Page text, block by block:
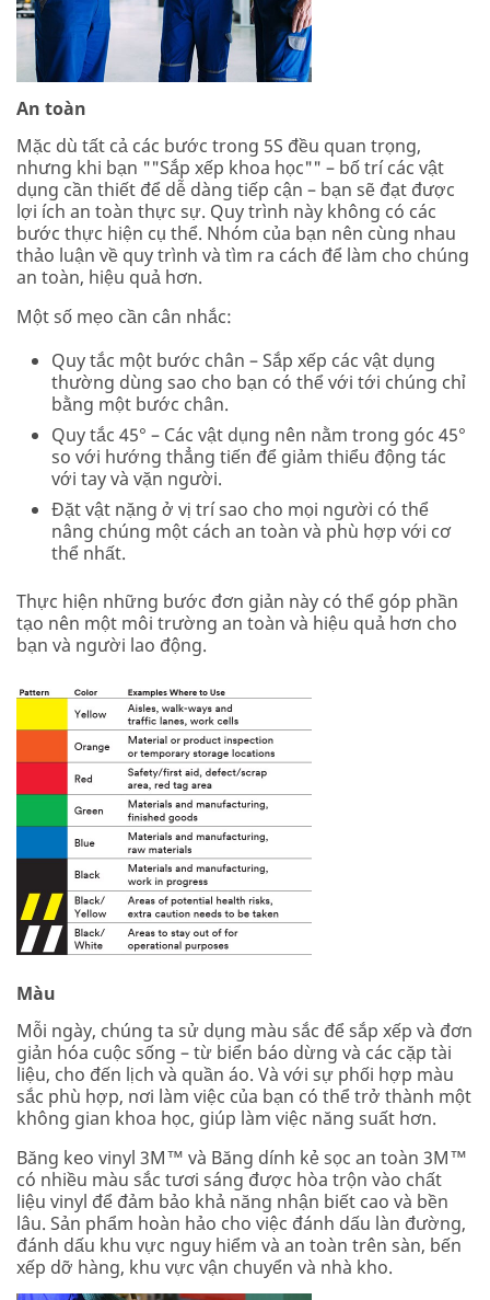
An toàn
Mặc dù tất cả các bước trong 5S đều quan trọng,
nhưng khi bạn ""Sắp xếp khoa học"" – bố trí các vật
dụng cần thiết để dễ dàng tiếp cận – bạn sẽ đạt được
lợi ích an toàn thực sự. Quy trình này không có các
bước thực hiện cụ thể. Nhóm của bạn nên cùng nhau
thảo luận về quy trình và tìm ra cách để làm cho chúng
an toàn, hiệu quả hơn.
Một số mẹo cần cân nhắc:
Quy tắc một bước chân – Sắp xếp các vật dụng
thường dùng sao cho bạn có thể với tới chúng chỉ
bằng một bước chân.
Quy tắc 45° – Các vật dụng nên nằm trong góc 45°
so với hướng thẳng tiến để giảm thiểu động tác
với tay và vặn người.
Đặt vật nặng ở vị trí sao cho mọi người có thể
nâng chúng một cách an toàn và phù hợp với cơ
thể nhất.
Thực hiện những bước đơn giản này có thể góp phần
tạo nên một môi trường an toàn và hiệu quả hơn cho
bạn và người lao động.
Màu
Mỗi ngày, chúng ta sử dụng màu sắc để sắp xếp và đơn
giản hóa cuộc sống – từ biển báo dừng và các cặp tài
liệu, cho đến lịch và quần áo. Và với sự phối hợp màu
sắc phù hợp, nơi làm việc của bạn có thể trở thành một
không gian khoa học, giúp làm việc năng suất hơn.
Băng keo vinyl 3M™ và Băng dính kẻ sọc an toàn 3M™
có nhiều màu sắc tươi sáng được hòa trộn vào chất
liệu vinyl để đảm bảo khả năng nhận biết cao và bền
lâu. Sản phẩm hoàn hảo cho việc đánh dấu làn đường,
đánh dấu khu vực nguy hiểm và an toàn trên sàn, bến
xếp dỡ hàng, khu vực vận chuyển và nhà kho.